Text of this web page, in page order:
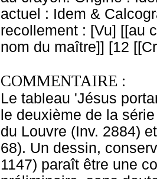
actuel : Idem &
recollement : [Vu] [[au
nom du maître]] [12
COMMENTAIRE :
Le tableau 'Jésus
le deuxième de la
du Louvre (Inv. 2884)
68). Un dessin,
1147) paraît être une